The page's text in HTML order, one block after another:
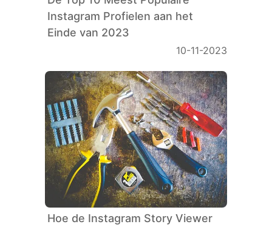
Instagram Profielen aan het
Einde van 2023
10-11-2023
Hoe de Instagram Story Viewer